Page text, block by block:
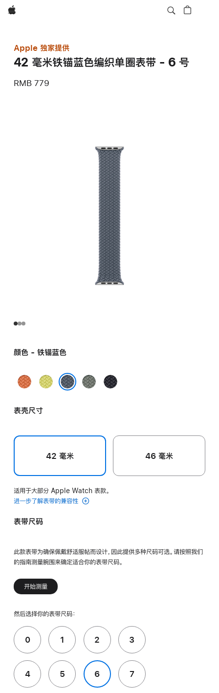
Apple
Apple 独家提供
42 毫米铁锚蓝色编织单圈表带 - 6 号
RMB 779
颜色 - 铁锚蓝色
姜
末
霓
黄
灰
午
表壳尺寸
42 毫米 46 毫米
适用于大部分 Apple Watch 表款。
进一步了解表带的兼容性
表带尺码
此款表带为确保佩戴舒适服帖而设计，因此提供多种尺码可选。请按照我们
的指南测量腕围来确定适合你的表带尺码。
开始测量
然后选择你的表带尺码：
0 1 2 3
4 5 6 7